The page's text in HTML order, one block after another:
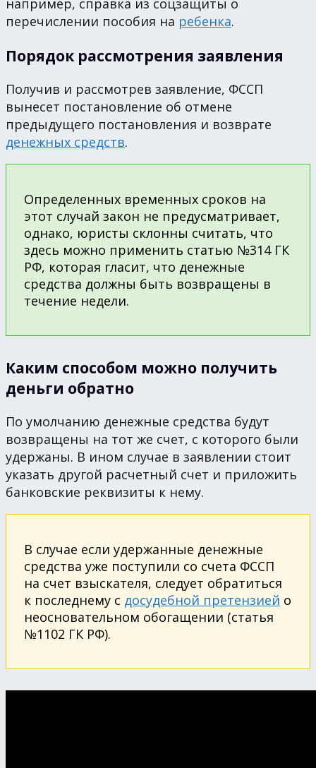
например, справка из соцзащиты о
перечислении пособия на ребенка.
Порядок рассмотрения заявления
Получив и рассмотрев заявление, ФССП
вынесет постановление об отмене
предыдущего постановления и возврате
денежных средств.
Определенных временных сроков на
этот случай закон не предусматривает,
однако, юристы склонны считать, что
здесь можно применить статью №314 ГК
РФ, которая гласит, что денежные
средства должны быть возвращены в
течение недели.
Каким способом можно получить
деньги обратно
По умолчанию денежные средства будут
возвращены на тот же счет, с которого были
удержаны. В ином случае в заявлении стоит
указать другой расчетный счет и приложить
банковские реквизиты к нему.
В случае если удержанные денежные
средства уже поступили со счета ФССП
на счет взыскателя, следует обратиться
к последнему с досудебной претензией о
неосновательном обогащении (статья
№1102 ГК РФ).